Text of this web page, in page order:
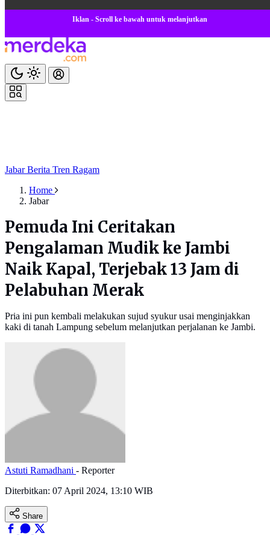
Iklan - Scroll ke bawah untuk melanjutkan
JabarBerita Tren Ragam
Home
Jabar
Pemuda Ini Ceritakan
Pengalaman Mudik ke Jambi
Naik Kapal, Terjebak 13 Jam di
Pelabuhan Merak
Pria ini pun kembali melakukan sujud syukur usai menginjakkan
kaki di tanah Lampung sebelum melanjutkan perjalanan ke Jambi.
Astuti Ramadhani - Reporter
Diterbitkan: 07 April 2024, 13:10 WIB
Share